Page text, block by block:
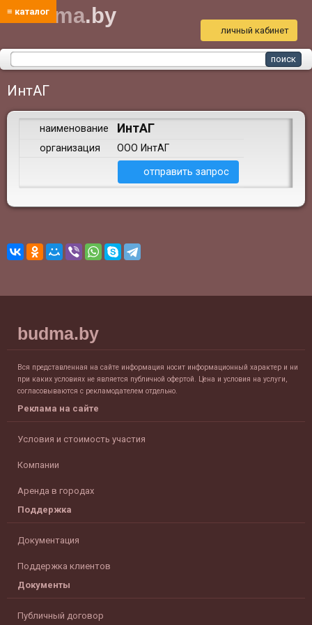
≡ каталог
bud ma.by
личный кабинет
ИнтАГ
наименование ИнтАГ
организация ООО ИнтАГ
отправить запрос
budma.by
Вся представленная на сайте информация носит информационный характер и ни
при каких условиях не является публичной офертой. Цена и условия на услуги,
согласовываются с рекламодателем отдельно.
Реклама на сайте
Условия и стоимость участия
Компании
Аренда в городах
Поддержка
Документация
Поддержка клиентов
Документы
Публичный договор